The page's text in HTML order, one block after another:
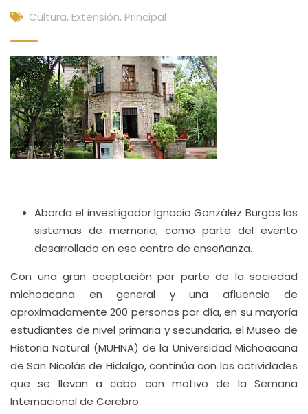
Cultura, Extensión, Principal
Aborda el investigador Ignacio González Burgos los
sistemas de memoria, como parte del evento
desarrollado en ese centro de enseñanza.
Con una gran aceptación por parte de la sociedad
michoacana en general y una afluencia de
aproximadamente 200 personas por día, en su mayoría
estudiantes de nivel primaria y secundaria, el Museo de
Historia Natural (MUHNA) de la Universidad Michoacana
de San Nicolás de Hidalgo, continúa con las actividades
que se llevan a cabo con motivo de la Semana
Internacional de Cerebro.